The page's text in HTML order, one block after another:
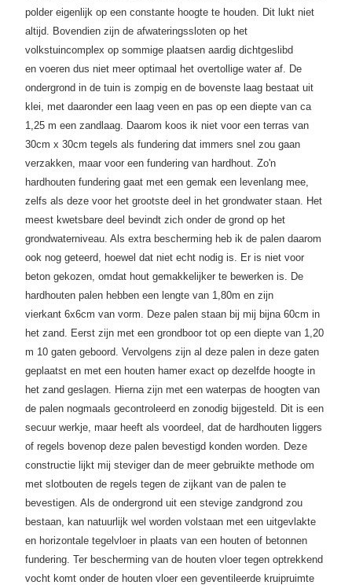
polder eigenlijk op een constante hoogte te houden. Dit lukt niet
altijd. Bovendien zijn de afwateringssloten op het
volkstuincomplex op sommige plaatsen aardig dichtgeslibd
en voeren dus niet meer optimaal het overtollige water af. De
ondergrond in de tuin is zompig en de bovenste laag bestaat uit
klei, met daaronder een laag veen en pas op een diepte van ca
1,25 m een zandlaag. Daarom koos ik niet voor een terras van
30cm x 30cm tegels als fundering dat immers snel zou gaan
verzakken, maar voor een fundering van hardhout. Zo'n
hardhouten fundering gaat met een gemak een levenlang mee,
zelfs als deze voor het grootste deel in het grondwater staan. Het
meest kwetsbare deel bevindt zich onder de grond op het
grondwaterniveau. Als extra bescherming heb ik de palen daarom
ook nog geteerd, hoewel dat niet echt nodig is. Er is niet voor
beton gekozen, omdat hout gemakkelijker te bewerken is. De
hardhouten palen hebben een lengte van 1,80m en zijn
vierkant 6x6cm van vorm. Deze palen staan bij mij bijna 60cm in
het zand. Eerst zijn met een grondboor tot op een diepte van 1,20
m 10 gaten geboord. Vervolgens zijn al deze palen in deze gaten
geplaatst en met een houten hamer exact op dezelfde hoogte in
het zand geslagen. Hierna zijn met een waterpas de hoogten van
de palen nogmaals gecontroleerd en zonodig bijgesteld. Dit is een
secuur werkje, maar heeft als voordeel, dat de hardhouten liggers
of regels bovenop deze palen bevestigd konden worden. Deze
constructie lijkt mij steviger dan de meer gebruikte methode om
met slotbouten de regels tegen de zijkant van de palen te
bevestigen. Als de ondergrond uit een stevige zandgrond zou
bestaan, kan natuurlijk wel worden volstaan met een uitgevlakte
en horizontale tegelvloer in plaats van een houten of betonnen
fundering. Ter bescherming van de houten vloer tegen optrekkend
vocht komt onder de houten vloer een geventileerde kruipruimte